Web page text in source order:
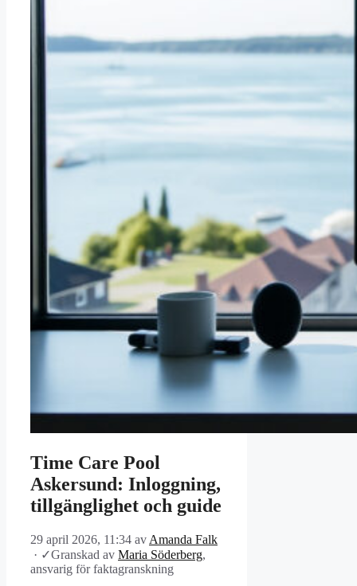
Time Care Pool
Askersund: Inloggning,
tillgänglighet och guide
29 april 2026, 11:34 av Amanda Falk
· ✓Granskad av Maria Söderberg,
ansvarig för faktagranskning